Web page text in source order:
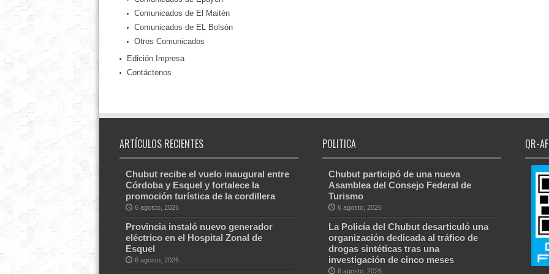
Comunicados de El Maitén
Comunicados de EL Bolsón
Otros Comunicados
Edición Impresa
Contáctenos
ARTÍCULOS RECIENTES
Chubut recibe el vuelo inaugural entre
Córdoba y Esquel y fortalece la
promoción turística de la cordillera
6 agosto, 2026
Provincia instaló nuevo generador
eléctrico en el Hospital Zonal de
Esquel
6 agosto, 2026
POLITICA
Chubut participó de una nueva
Asamblea del Consejo Federal de
Turismo
6 agosto, 2026
La Policía del Chubut desarticuló una
organización dedicada al tráfico de
drogas sintéticas tras una
investigación de cinco meses
6 agosto, 2026
QR-